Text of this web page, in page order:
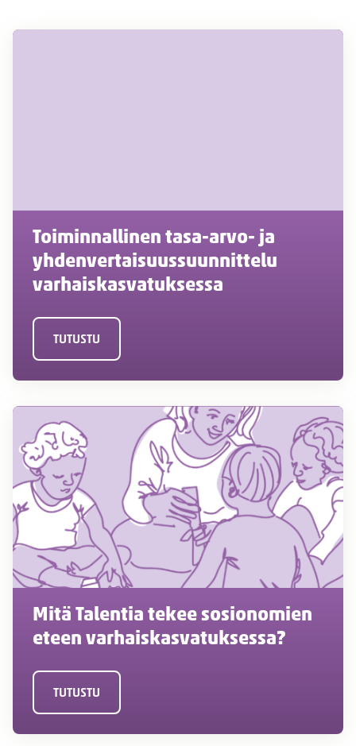
Toiminnallinen tasa-arvo- ja
yhdenvertaisuussuunnittelu
varhaiskasvatuksessa
TUTUSTU
Mitä Talentia tekee sosionomien
eteen varhaiskasvatuksessa?
TUTUSTU